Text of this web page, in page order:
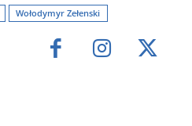
Wołodymyr Zełenski